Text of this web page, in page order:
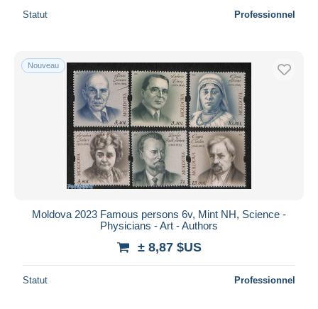
Statut Professionnel
Nouveau
Moldova 2023 Famous persons 6v, Mint NH, Science -
Physicians - Art - Authors
± 8,87 $US
Statut Professionnel